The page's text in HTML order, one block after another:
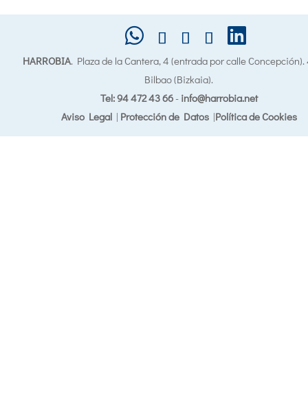
HARROBIA. Plaza de la Cantera, 4 (entrada por calle
Bilbao (Bizkaia).
Tel: 94 472 43 66- info@harrobia.net
Aviso Legal| Protección de Datos|Política de Cookies